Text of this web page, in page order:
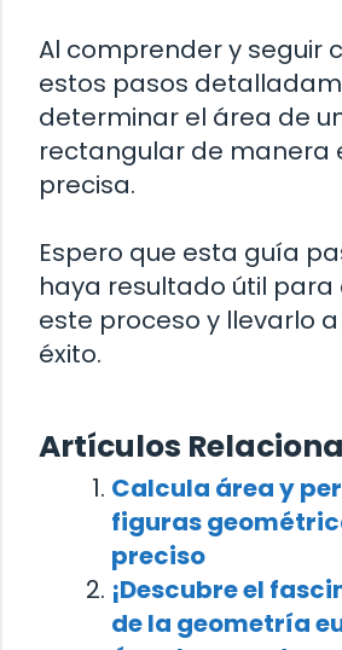
Al comprender y seguir
estos pasos
determinar el área de
rectangular de manera
precisa.
Espero que esta guía
haya resultado útil
este proceso y llevarlo
éxito.
Artículos
Calcula área y
figuras
preciso
¡Descubre el
de la geometría